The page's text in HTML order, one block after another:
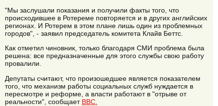
"Мы заслушали показания и получили факты того, что
происходившее в Ротереме повторяется и в других английских
регионах. И Ротерем в этом плане лишь один из проблемных
городов", - заявил председатель комитета Клайв Беттс.
Как отметил чиновник, только благодаря СМИ проблема была
решена: все предназначенные для этого службы свою работу
провалили.
Депутаты считают, что произошедшее является показателем
того, что механизм работы социальных служб нуждается в
пересмотре и реформе, а власти работают в "отрыве от
реальности", сообщает BBC.